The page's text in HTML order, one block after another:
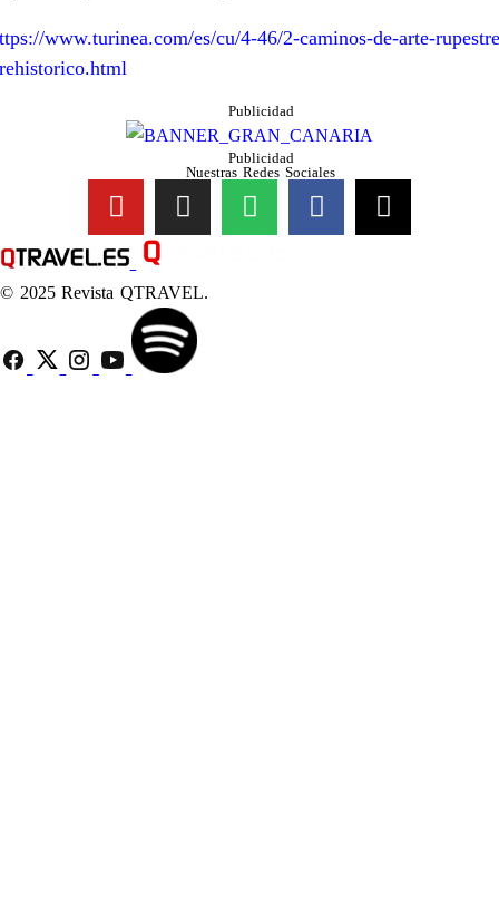
www.turinea.com/es/cu/4-46/2-caminos-de-arte-
Publicidad
Publicidad
Nuestras Redes Sociales
© 2025 Revista QTRAVEL.